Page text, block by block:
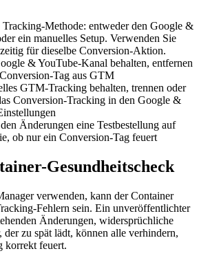
Tracking-Methode: entweder den Google &
ein manuelles Setup. Verwenden Sie
für dieselbe Conversion-Aktion.
& YouTube-Kanal behalten, entfernen
Tag aus GTM
GTM-Tracking behalten, trennen oder
Conversion-Tracking in den Google &
Änderungen eine Testbestellung auf
ob nur ein Conversion-Tag feuert
Gesundheitscheck
verwenden, kann der Container
Fehlern sein. Ein unveröffentlichter
Änderungen, widersprüchliche
der zu spät lädt, können alle verhindern,
korrekt feuert.